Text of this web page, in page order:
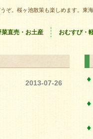
ぞ。桜ヶ池散策も楽しめます。東
菜直売・お土産 おむすび・
2013-07-26